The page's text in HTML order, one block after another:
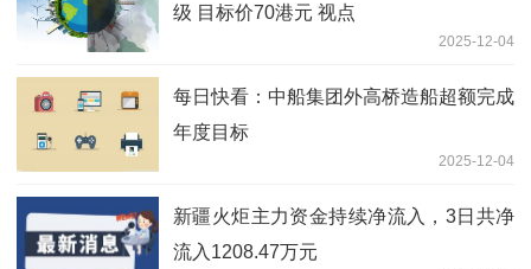
级 目标价70港元 视点
2025-12-04
每日快看：中船集团外高桥造船超额完成
年度目标
2025-12-04
新疆火炬主力资金持续净流入，3日共净
流入1208.47万元